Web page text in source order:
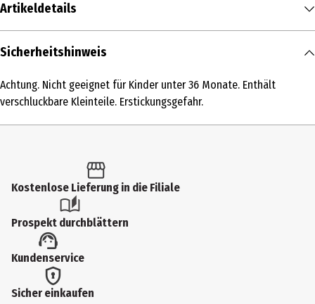
Artikeldetails
Inhalt
Produkttyp
Artikelnummer des Herstellers
Zielgruppe
Grundschüler|Jugendliche
Hersteller
Sicherheitshinweis
Achtung. Nicht geeignet für Kinder unter 36 Monate. Enthält
verschluckbare Kleinteile. Erstickungsgefahr.
Kostenlose Lieferung in die Filiale
Prospekt durchblättern
Kundenservice
Sicher einkaufen